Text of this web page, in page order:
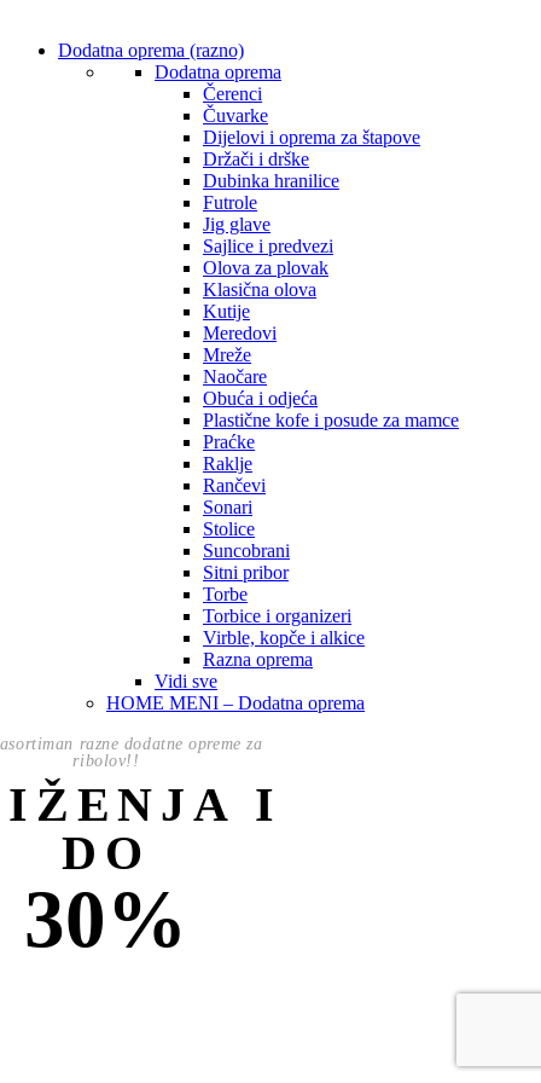
Dodatna oprema (razno)
Dodatna oprema
Čerenci
Čuvarke
Dijelovi i oprema za štapove
Držači i drške
Dubinka hranilice
Futrole
Jig glave
Sajlice i predvezi
Olova za plovak
Klasična olova
Kutije
Meredovi
Mreže
Naočare
Obuća i odjeća
Plastične kofe i posude za mamce
Praćke
Raklje
Rančevi
Sonari
Stolice
Suncobrani
Sitni pribor
Torbe
Torbice i organizeri
Virble, kopče i alkice
Razna oprema
Vidi sve
HOME MENI – Dodatna oprema
razne dodatne opreme za
ribolov!!
I
DO
30%